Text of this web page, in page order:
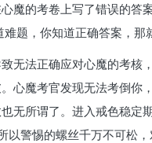
魔的考卷上写了错误的答
题，你知道正确答案，那
无法正确应对心魔的考核
心魔考官发现无法考倒你
无所谓了。进入戒色稳定
警惕的螺丝千万不可松